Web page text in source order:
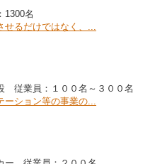
1300名
せるだけではなく、...
従業員：１００名～３００名
ーション等の事業の...